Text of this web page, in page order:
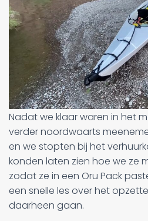
Nadat we klaar waren in het
verder noordwaarts
en we stopten bij het
konden laten zien hoe we ze
zodat ze in een Oru Pack
een snelle les over het
daarheen gaan.